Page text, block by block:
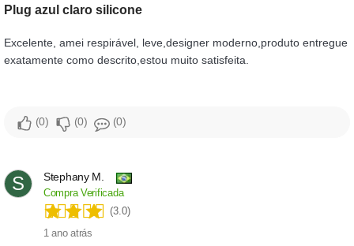
Plug azul claro silicone
Excelente, amei respirável, leve,designer moderno,produto entregue
exatamente como descrito,estou muito satisfeita.
0 0 0
S Stephany M.
Compra Verificada
(3.0)
1 ano atrás